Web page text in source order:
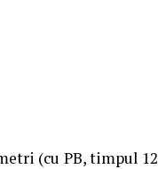
(cu PB, timpul